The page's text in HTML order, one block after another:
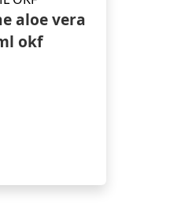
aloe vera
okf